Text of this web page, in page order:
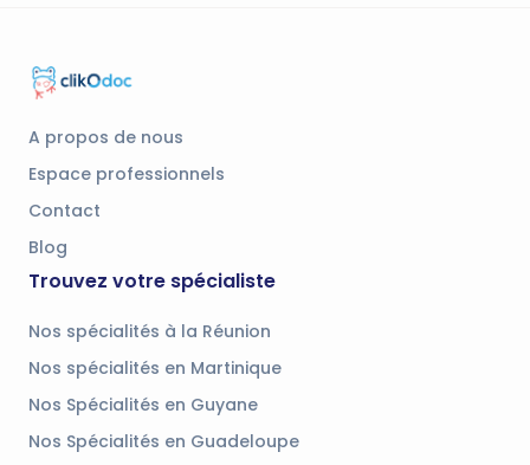
A propos de nous
Espace professionnels
Contact
Blog
Trouvez votre spécialiste
Nos spécialités à la Réunion
Nos spécialités en Martinique
Nos Spécialités en Guyane
Nos Spécialités en Guadeloupe